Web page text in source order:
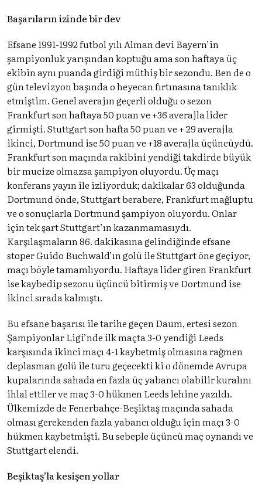
Başarıların izinde bir dev
Efsane 1991-1992 futbol yılı Alman devi Bayern’in
şampiyonluk yarışından koptuğu ama son haftaya üç
ekibin aynı puanda girdiği müthiş bir sezondu. Ben de o
gün televizyon başında o heyecan fırtınasına tanıklık
etmiştim. Genel averajın geçerli olduğu o sezon
Frankfurt son haftaya 50 puan ve +36 averajla lider
girmişti. Stuttgart son hafta 50 puan ve + 29 averajla
ikinci, Dortmund ise 50 puan ve +18 averajla üçüncüydü.
Frankfurt son maçında rakibini yendiği takdirde büyük
bir mucize olmazsa şampiyon oluyordu. Üç maçı
konferans yayın ile izliyorduk; dakikalar 63 olduğunda
Dortmund önde, Stuttgart berabere, Frankfurt mağluptu
ve o sonuçlarla Dortmund şampiyon oluyordu. Onlar
için tek şart Stuttgart’ın kazanmamasıydı.
Karşılaşmaların 86. dakikasına gelindiğinde efsane
stoper Guido Buchwald’ın golü ile Stuttgart öne geçiyor,
maçı böyle tamamlıyordu. Haftaya lider giren Frankfurt
ise kaybedip sezonu üçüncü bitirmiş ve Dortmund ise
ikinci sırada kalmıştı.
Bu efsane başarısı ile tarihe geçen Daum, ertesi sezon
Şampiyonlar Ligi’nde ilk maçta 3-0 yendiği Leeds
karşısında ikinci maçı 4-1 kaybetmiş olmasına rağmen
deplasman golü ile turu geçecekti ki o dönemde Avrupa
kupalarında sahada en fazla üç yabancı olabilir kuralını
ihlal ettiler ve maç 3-0 hükmen Leeds lehine yazıldı.
Ülkemizde de Fenerbahçe-Beşiktaş maçında sahada
olması gerekenden fazla yabancı olduğu için maçı 3-0
hükmen kaybetmişti. Bu sebeple üçüncü maç oynandı ve
Stuttgart elendi.
Beşiktaş’la kesişen yollar